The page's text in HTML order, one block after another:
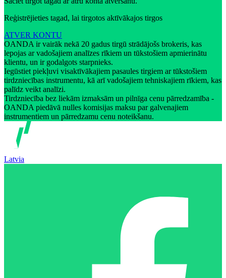
Reģistrējieties tagad, lai tirgotos aktīvākajos tirgos
ATVER KONTU
OANDA ir vairāk nekā 20 gadus tirgū strādājošs brokeris, kas
lepojas ar vadošajiem analīzes rīkiem un tūkstošiem apmierinātu
klientu, un ir godalgots starpnieks.
Iegūstiet piekļuvi visaktīvākajiem pasaules tirgiem ar tūkstošiem
tirdzniecības instrumentu, kā arī vadošajiem tehniskajiem rīkiem, kas
palīdz veikt analīzi.
Tirdzniecība bez liekām izmaksām un pilnīga cenu pārredzamība -
OANDA piedāvā nulles komisijas maksu par galvenajiem
instrumentiem un pārredzamu cenu noteikšanu.
Latvia